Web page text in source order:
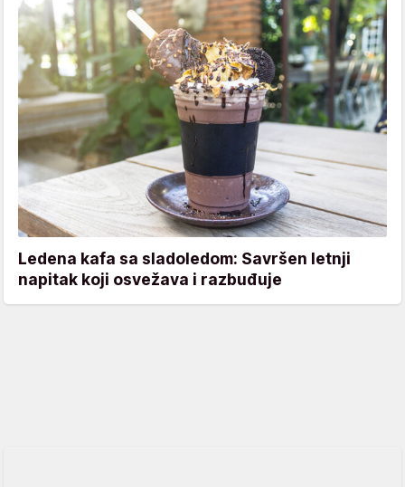
Ledena kafa sa sladoledom: Savršen letnji
napitak koji osvežava i razbuđuje